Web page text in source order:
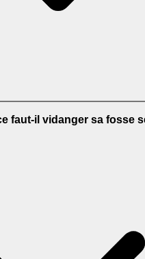
faut-il vidanger sa fosse